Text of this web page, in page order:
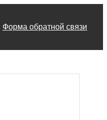
Форма обратной связи